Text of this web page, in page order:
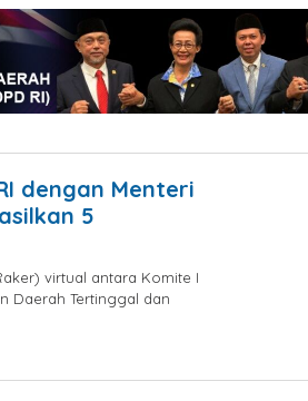
dengan Menteri
5
virtual antara Komite I
Daerah Tertinggal dan